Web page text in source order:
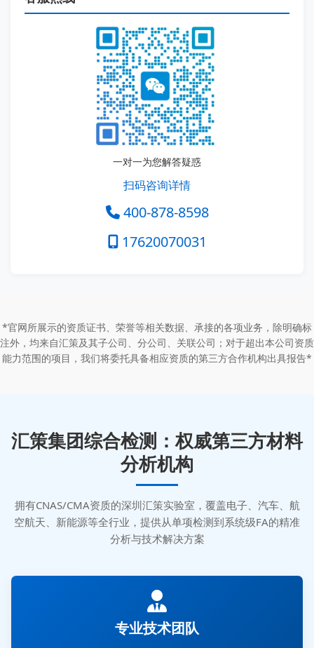
一对一为您解答疑惑
扫码咨询详情
400-878-8598
17620070031
*官网所展示的资质证书、荣誉等相关数据、承接的各项业务，除明确标
注外，均来自汇策及其子公司、分公司、关联公司；对于超出本公司资质
能力范围的项目，我们将委托具备相应资质的第三方合作机构出具报告*
汇策集团综合检测：权威第三方材料
分析机构
拥有CNAS/CMA资质的深圳汇策实验室，覆盖电子、汽车、航
空航天、新能源等全行业，提供从单项检测到系统级FA的精准
分析与技术解决方案
专业技术团队